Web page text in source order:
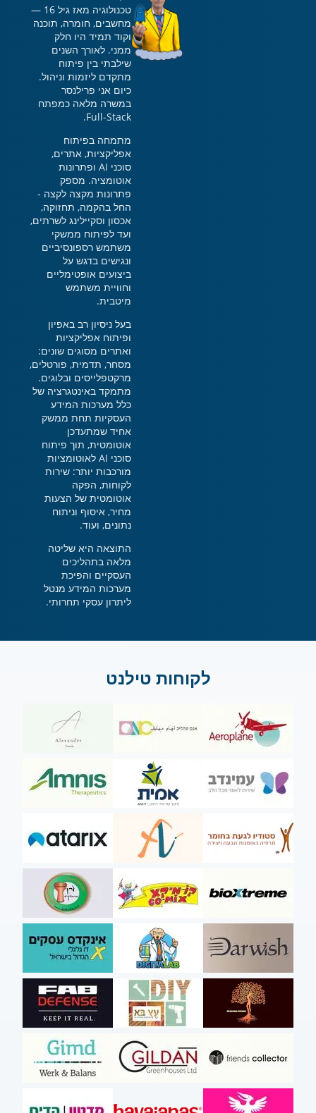
טכנולוגיה מאז גיל 16 —
מחשבים, חומרה, תוכנה
וקוד תמיד היו חלק
ממני. לאורך השנים
שילבתי בין פיתוח
מתקדם ליזמות וניהול.
כיום אני פרילנסר
במשרה מלאה כמפתח
Full-Stack.
מתמחה בפיתוח
אפליקציות, אתרים,
סוכני AI ופתרונות
אוטומציה. מספק
פתרונות מקצה לקצה -
החל בהקמה, תחזוקה,
אכסון וסקיילינג לשרתים,
ועד לפיתוח ממשקי
משתמש רספונסיביים
ונגישים בדגש על
ביצועים אופטימליים
וחוויית משתמש
מיטבית.
בעל ניסיון רב באפיון
ופיתוח אפליקציות
ואתרים מסוגים שונים:
מסחר, תדמית, פורטלים,
מרקטפלייסים ובלוגים.
מתמקד באינטגרציה של
כלל מערכות המידע
העסקיות תחת ממשק
אחיד שמתעדכן
אוטומטית, תוך פיתוח
סוכני AI לאוטומציות
מורכבות יותר: שירות
לקוחות, הפקה
אוטומטית של הצעות
מחיר, איסוף וניתוח
נתונים, ועוד.
התוצאה היא שליטה
מלאה בתהליכים
העסקיים והפיכת
מערכות המידע מנטל
ליתרון עסקי תחרותי.
לקוחות טילנט